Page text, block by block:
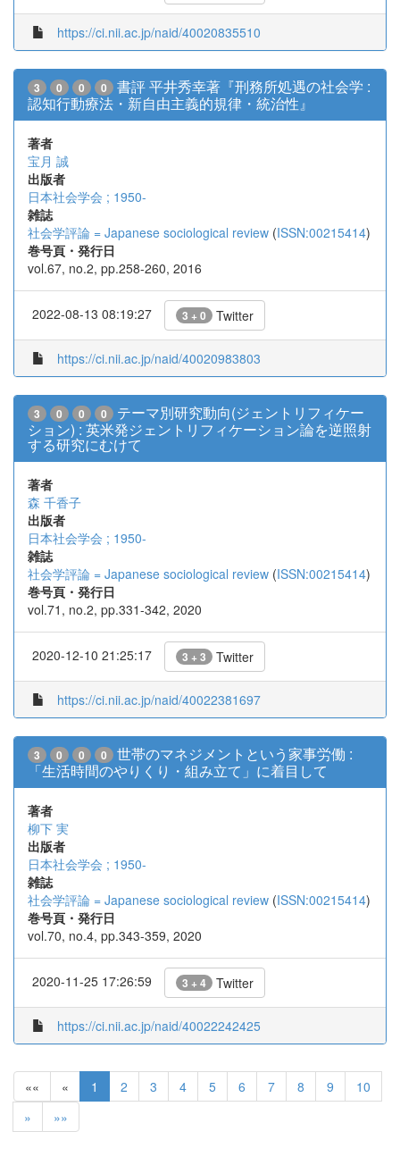
https://ci.nii.ac.jp/naid/40020835510
3 0 0 0
書評 平井秀幸著『刑務所処遇の社会学 :
認知行動療法・新自由主義的規律・統治性』
著者
宝月 誠
出版者
日本社会学会 ; 1950-
雑誌
社会学評論 = Japanese sociological review (ISSN:00215414)
巻号頁・発行日
vol.67, no.2, pp.258-260, 2016
2022-08-13 08:19:27 3 + 0 Twitter
https://ci.nii.ac.jp/naid/40020983803
3 0 0 0
テーマ別研究動向(ジェントリフィケー
ション) : 英米発ジェントリフィケーション論を逆照射
する研究にむけて
著者
森 千香子
出版者
日本社会学会 ; 1950-
雑誌
社会学評論 = Japanese sociological review (ISSN:00215414)
巻号頁・発行日
vol.71, no.2, pp.331-342, 2020
2020-12-10 21:25:17 3 + 3 Twitter
https://ci.nii.ac.jp/naid/40022381697
3 0 0 0
世帯のマネジメントという家事労働 :
「生活時間のやりくり・組み立て」に着目して
著者
柳下 実
出版者
日本社会学会 ; 1950-
雑誌
社会学評論 = Japanese sociological review (ISSN:00215414)
巻号頁・発行日
vol.70, no.4, pp.343-359, 2020
2020-11-25 17:26:59 3 + 4 Twitter
https://ci.nii.ac.jp/naid/40022242425
«« « 1 2 3 4 5 6 7 8 9
10
»
»»